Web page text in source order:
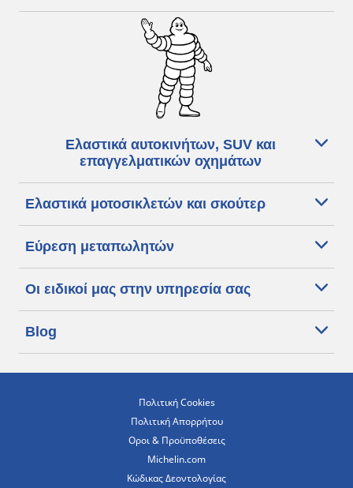
Ελαστικά αυτοκινήτων, SUV και
επαγγελματικών οχημάτων
Ελαστικά μοτοσικλετών και σκούτερ
Εύρεση μεταπωλητών
Οι ειδικοί μας στην υπηρεσία σας
Blog
Πολιτική Cookies
Πολιτική Απορρήτου
Οροι & Προϋποθέσεις
Michelin.com
Κώδικας Δεοντολογίας